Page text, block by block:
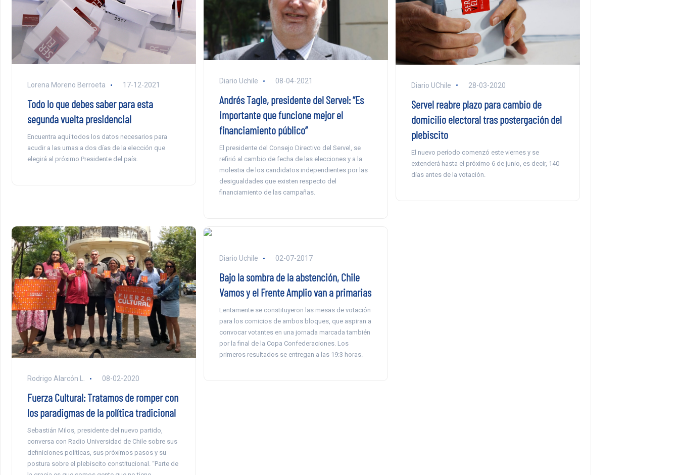
Lorena Moreno Berroeta 17-12-2021
Todo lo que debes saber para esta
segunda vuelta presidencial
Encuentra aquí todos los datos necesarios para
acudir a las urnas a dos días de la elección que
elegirá al próximo Presidente del país.
Diario Uchile 08-04-2021
Andrés Tagle, presidente del Servel: “Es
importante que funcione mejor el
financiamiento público”
El presidente del Consejo Directivo del Servel, se
refirió al cambio de fecha de las elecciones y a la
molestia de los candidatos independientes por las
desigualdades que existen respecto del
financiamiento de las campañas.
Diario UChile 28-03-2020
Servel reabre plazo para cambio de
domicilio electoral tras postergación del
plebiscito
El nuevo período comenzó este viernes y se
extenderá hasta el próximo 6 de junio, es decir, 140
días antes de la votación.
Rodrigo Alarcón L. 08-02-2020
Fuerza Cultural: Tratamos de romper con
los paradigmas de la política tradicional
Sebastián Milos, presidente del nuevo partido,
conversa con Radio Universidad de Chile sobre sus
definiciones políticas, sus próximos pasos y su
postura sobre el plebiscito constitucional. “Parte de
Diario Uchile 02-07-2017
Bajo la sombra de la abstención, Chile
Vamos y el Frente Amplio van a primarias
Lentamente se constituyeron las mesas de votación
para los comicios de ambos bloques, que aspiran a
convocar votantes en una jornada marcada también
por la final de la Copa Confederaciones. Los
primeros resultados se entregan a las 19:3 horas.